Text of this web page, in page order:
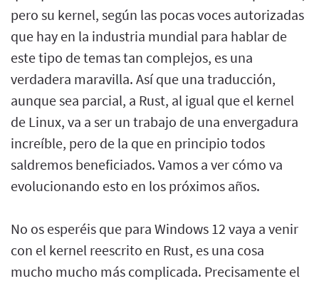
pero su kernel, según las pocas voces autorizadas
que hay en la industria mundial para hablar de
este tipo de temas tan complejos, es una
verdadera maravilla. Así que una traducción,
aunque sea parcial, a Rust, al igual que el kernel
de Linux, va a ser un trabajo de una envergadura
increíble, pero de la que en principio todos
saldremos beneficiados. Vamos a ver cómo va
evolucionando esto en los próximos años.
No os esperéis que para Windows 12 vaya a venir
con el kernel reescrito en Rust, es una cosa
mucho mucho más complicada. Precisamente el